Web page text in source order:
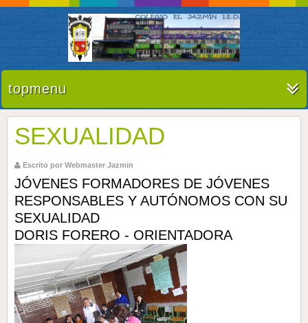
topmenu
SEXUALIDAD
Escrito por Webmaster Jazmin
JÓVENES FORMADORES DE JÓVENES
RESPONSABLES Y AUTÓNOMOS CON SU
SEXUALIDAD
DORIS FORERO - ORIENTADORA